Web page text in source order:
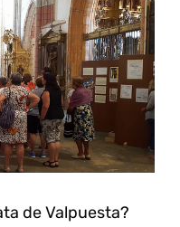
de Valpuesta?